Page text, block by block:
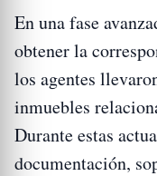
En una fase
obtener la
los agentes
inmuebles
Durante estas
documentación,